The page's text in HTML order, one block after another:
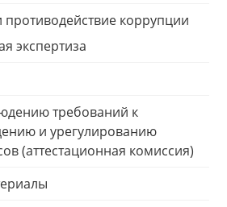
противодействие коррупции
экспертиза
требований к
и урегулированию
(аттестационная комиссия)